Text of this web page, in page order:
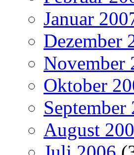
Januar
Dezember
November
Oktober
September
August